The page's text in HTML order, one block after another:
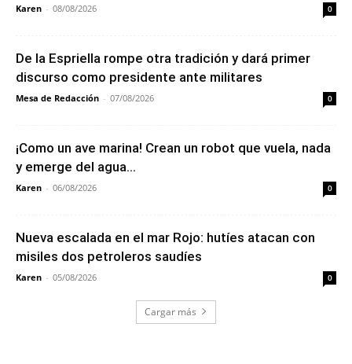
Karen - 08/08/2026 0
De la Espriella rompe otra tradición y dará primer
discurso como presidente ante militares
Mesa de Redacción - 07/08/2026 0
¡Como un ave marina! Crean un robot que vuela, nada
y emerge del agua...
Karen - 06/08/2026 0
Nueva escalada en el mar Rojo: hutíes atacan con
misiles dos petroleros saudíes
Karen - 05/08/2026 0
Cargar más